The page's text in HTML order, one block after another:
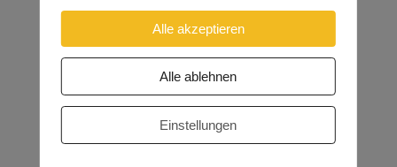
Alle akzeptieren
Alle ablehnen
Einstellungen